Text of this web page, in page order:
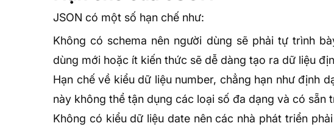
JSON có một số hạn chế như:
Không có schema nên người dùng sẽ phải tự trình
dùng mới hoặc ít kiến thức sẽ dễ dàng tạo ra dữ liệu
Hạn chế về kiểu dữ liệu number, chẳng hạn như định
này không thể tận dụng các loại số đa dạng và có sẵn
Không có kiểu dữ liệu date nên các nhà phát triển